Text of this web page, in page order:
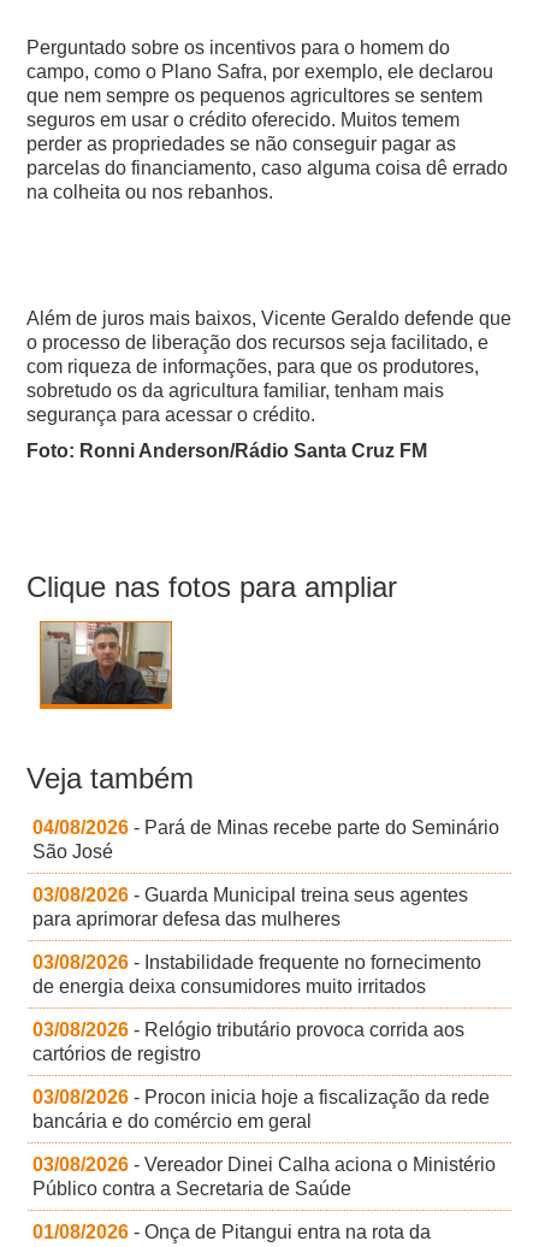
Perguntado sobre os incentivos para o homem do
campo, como o Plano Safra, por exemplo, ele declarou
que nem sempre os pequenos agricultores se sentem
seguros em usar o crédito oferecido. Muitos temem
perder as propriedades se não conseguir pagar as
parcelas do financiamento, caso alguma coisa dê errado
na colheita ou nos rebanhos.
Além de juros mais baixos, Vicente Geraldo defende que
o processo de liberação dos recursos seja facilitado, e
com riqueza de informações, para que os produtores,
sobretudo os da agricultura familiar, tenham mais
segurança para acessar o crédito.
Foto: Ronni Anderson/Rádio Santa Cruz FM
Clique nas fotos para ampliar
Veja também
04/08/2026 - Pará de Minas recebe parte do Seminário
São José
03/08/2026 - Guarda Municipal treina seus agentes
para aprimorar defesa das mulheres
03/08/2026 - Instabilidade frequente no fornecimento
de energia deixa consumidores muito irritados
03/08/2026 - Relógio tributário provoca corrida aos
cartórios de registro
03/08/2026 - Procon inicia hoje a fiscalização da rede
bancária e do comércio em geral
03/08/2026 - Vereador Dinei Calha aciona o Ministério
Público contra a Secretaria de Saúde
01/08/2026 - Onça de Pitangui entra na rota da